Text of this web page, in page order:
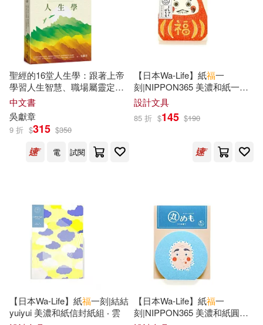
藤田和日郎(47) GAINAX(45)
勞動部(45) 上栖綴人(44)
亞瑟．柯南．道爾(44)
出水ぽすか(44) 張智奇(43)
福田晋一(43) 貞本義行(43)
三嶋くろね(42) 北見明子(42)
文月マロ(42) 柯南‧道爾(42)
聖嚴法師(42) 蕭登福(42)
電子工業出版社(196)
崧燁文化(193)
化學工業出版社(192)
經濟科學出版社(183)
Warner Classics(171)
橄欖(165)
SECRET MUSIC(163)
聖經的16堂人生學：跟著上帝
學習人生智慧、職場屬靈定
律、屬天洞察力與成長超越，
活出更豐盛蒙
中文書
吳獻章
9 折 $315 $350
電
試閱
【日本Wa-Life】紙福一
刻|NIPPON365 美濃和紙一筆
籤+小禮袋組 ‧ 達摩
設計文具
85 折 $145 $190
【日本Wa-Life】紙福一刻|結結
yuiyui 美濃和紙信封紙組 ‧ 雲
【日本Wa-Life】紙福一
刻|NIPPON365 美濃和紙圓形